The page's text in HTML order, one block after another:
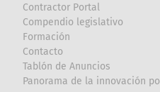
Contractor Portal
Compendio legislativo
Formación
Contacto
Tablón de Anuncios
Panorama de la innovación